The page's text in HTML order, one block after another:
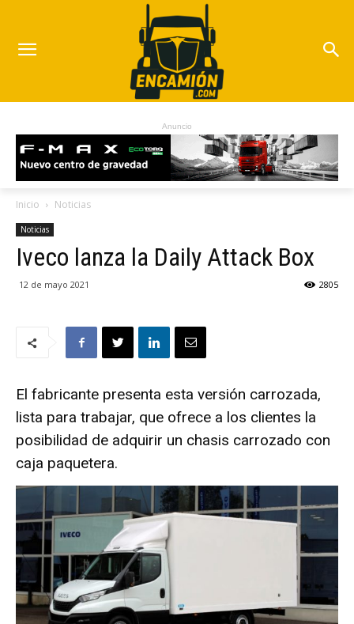
Anuncio
Inicio Noticias
Noticias
Iveco lanza la Daily Attack Box
12 de mayo 2021 2805
El fabricante presenta esta versión carrozada,
lista para trabajar, que ofrece a los clientes la
posibilidad de adquirir un chasis carrozado con
caja paquetera.